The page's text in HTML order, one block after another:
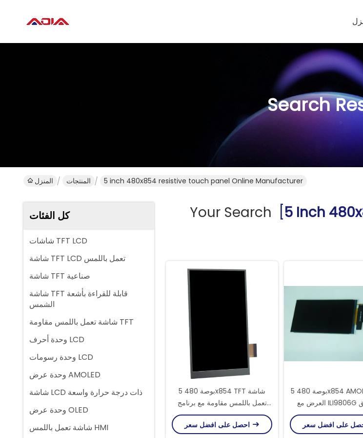
Search
المنزل المنتجات 5 inch 480x854 resistive touch panel Online Manufacturer
كل الفئات
شاشات TFT LCD
شاشة TFT LCD تعمل باللمس
شاشة TFT صناعية
شاشة TFT قابلة للقراءة بأشعة
الشمس
شاشة تعمل باللمس مقاومة TFT
وحدة أحرف LCD
وحدة رسومات LCD
وحدة عرض AMOLED
شاشة LCD ذات درجة حرارة واسعة
وحدة عرض OLED
شاشة تعمل باللمس HMI
Your Search 5 Inch
5 بوصة 480x854 TFT شاشة
تعمل باللمس مقاومة مع برنامج
تشغيل ILI9806G
5 بوصة 480x854 AMOLED وحدة